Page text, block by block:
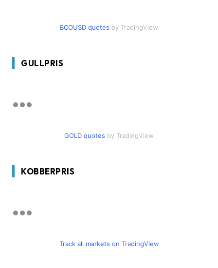
BCOUSD quotes by TradingView
GULLPRIS
GOLD quotes by TradingView
KOBBERPRIS
Track all markets on TradingView